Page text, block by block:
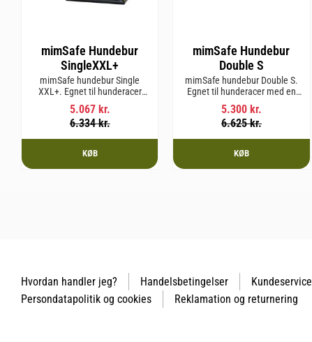
mimSafe Hundebur
SingleXXL+
mimSafe hundebur Single
XXL+. Egnet til hunderacer
med en skulderhøjde på op til
71 cm.
5.067kr.
6.334kr.
KØB
mimSafe Hundebur
Double S
mimSafe hundebur Double S.
Egnet til hunderacer med en
skulderhøjde på op til 52 cm.
5.300kr.
6.625kr.
KØB
Hvordan handler jeg? Handelsbetingelser Kundeservice
Persondatapolitik og cookies
Reklamation og returnering